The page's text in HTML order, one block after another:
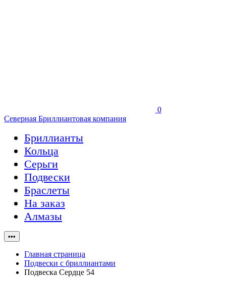
0
Северная Бриллиантовая компания
Бриллианты
Кольца
Серьги
Подвески
Браслеты
На заказ
Алмазы
•••
Главная страница
Подвески с бриллиантами
Подвеска Сердце 54